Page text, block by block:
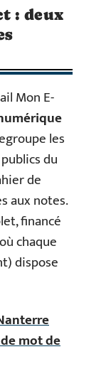
: deux
Mon E-
les
du
de
aux notes.
financé
chaque
dispose
mot de